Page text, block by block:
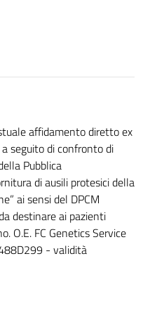
affidamento diretto ex
seguito di confronto di
Pubblica
di ausili protesici della
ai sensi del DPCM
destinare ai pazienti
O.E. FC Genetics Service
- validità